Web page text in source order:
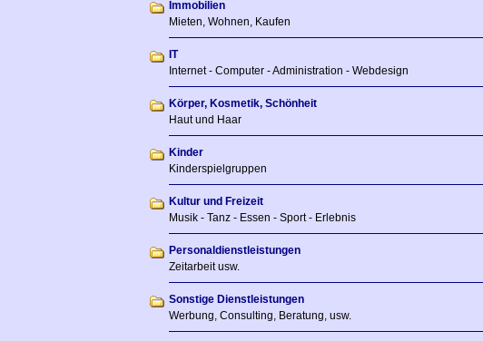
Immobilien
Mieten, Wohnen, Kaufen
IT
Internet - Computer - Administration - Webdesign
Körper, Kosmetik, Schönheit
Haut und Haar
Kinder
Kinderspielgruppen
Kultur und Freizeit
Musik - Tanz - Essen - Sport - Erlebnis
Personaldienstleistungen
Zeitarbeit usw.
Sonstige Dienstleistungen
Werbung, Consulting, Beratung, usw.